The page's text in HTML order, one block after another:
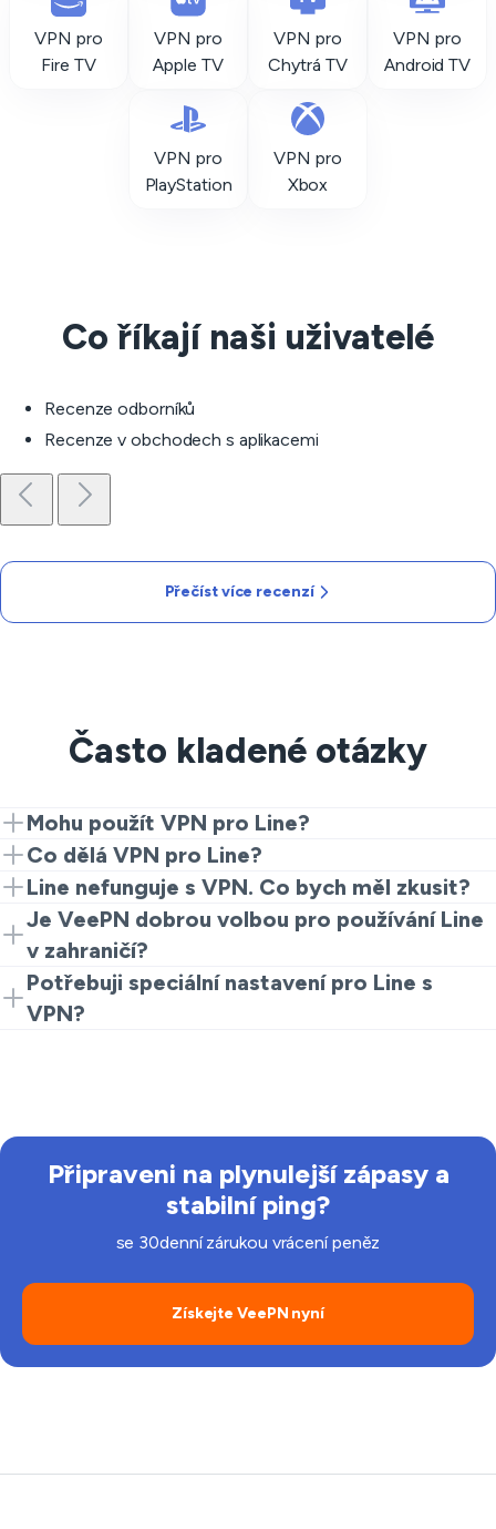
VPN pro
Fire TV
VPN pro
Apple TV
VPN pro
Chytrá TV
VPN pro
Android TV
VPN pro
PlayStation
VPN pro
Xbox
Co říkají naši uživatelé
Recenze odborníků
Recenze v obchodech s aplikacemi
Přečíst více recenzí
Často kladené otázky
Mohu použít VPN pro Line?
Ano, s použitím VeePN se můžete připojit k regionům,
kde je Line dostupný, a pokračovat v zasílání zpráv bez
Co dělá VPN pro Line?
VPN zabezpečuje vaše připojení, zabraňuje
odposlechu a udržuje vaše konverzace soukromé při
používání veřejných sítí.
Line nefunguje s VPN. Co bych měl zkusit?
Pokud se Line nepřipojuje, přepněte na jiný server ve
stejném regionu, zkontrolujte nastavení VPN a ujistěte
se, že vaše internetové připojení je stabilní.
Je VeePN dobrou volbou pro používání Line
v zahraničí?
Rozhodně! VeePN vám umožňuje obcházet
geografická omezení a udržovat soukromí při používání
Potřebuji speciální nastavení pro Line s
VPN?
Připraveni na plynulejší zápasy a
stabilní ping?
se 30denní zárukou vrácení peněz
Získejte VeePN nyní